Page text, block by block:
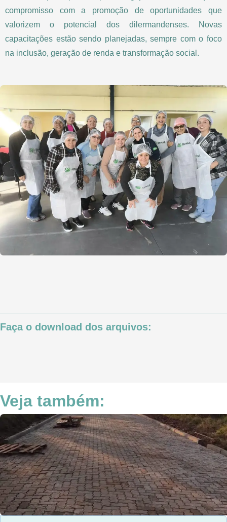
compromisso com a promoção de oportunidades que
valorizem o potencial dos dilermandenses. Novas
capacitações estão sendo planejadas, sempre com o foco
na inclusão, geração de renda e transformação social.
Faça o download dos arquivos:
Veja também: